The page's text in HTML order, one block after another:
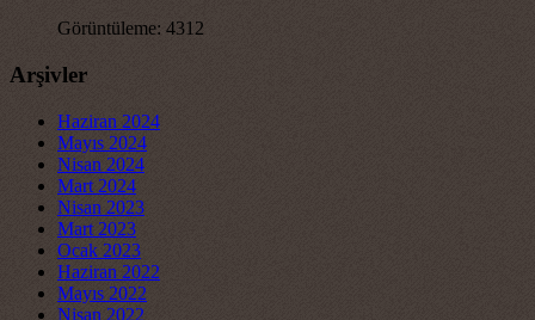
Görüntüleme: 4312
Arşivler
Haziran 2024
Mayıs 2024
Nisan 2024
Mart 2024
Nisan 2023
Mart 2023
Ocak 2023
Haziran 2022
Mayıs 2022
Nisan 2022